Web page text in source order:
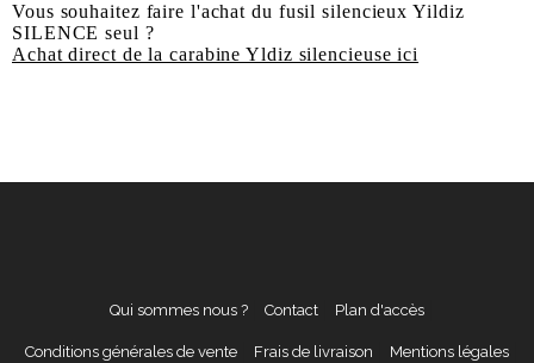
Vous souhaitez faire l'achat du fusil silencieux Yildiz
SILENCE seul ?
Achat direct de la carabine Yldiz silencieuse ici
Qui sommes nous ? Contact Plan d'accès
Conditions générales de vente Frais de livraison Mentions légales